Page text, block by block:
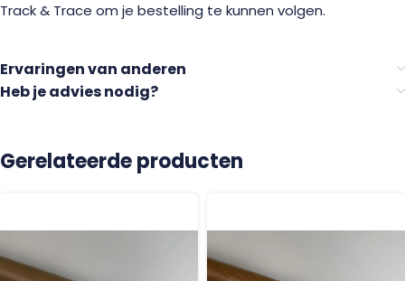
Track & Trace om je bestelling te kunnen volgen.
Ervaringen van anderen
Heb je advies nodig?
Gerelateerde producten